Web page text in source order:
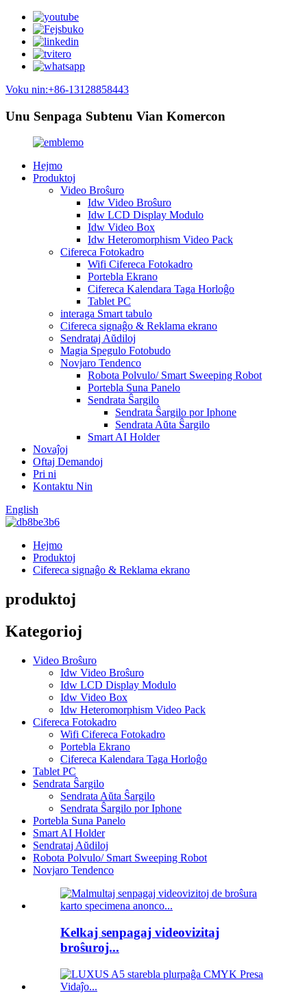
Voku nin:+86-13128858443
Unu Senpaga Subtenu Vian Komercon
Hejmo
Produktoj
Video Broŝuro
Idw Video Broŝuro
Idw LCD Display Modulo
Idw Video Box
Idw Heteromorphism Video Pack
Cifereca Fotokadro
Wifi Cifereca Fotokadro
Portebla Ekrano
Cifereca Kalendara Taga Horloĝo
Tablet PC
interaga Smart tabulo
Cifereca signaĝo & Reklama ekrano
Sendrataj Aŭdiloj
Magia Spegulo Fotobudo
Novjaro Tendenco
Robota Polvulo/ Smart Sweeping Robot
Portebla Suna Panelo
Sendrata Ŝargilo
Sendrata Ŝargilo por Iphone
Sendrata Aŭta Ŝargilo
Smart AI Holder
Novaĵoj
Oftaj Demandoj
Pri ni
Kontaktu Nin
English
Hejmo
Produktoj
Cifereca signaĝo & Reklama ekrano
produktoj
Kategorioj
Video Broŝuro
Idw Video Broŝuro
Idw LCD Display Modulo
Idw Video Box
Idw Heteromorphism Video Pack
Cifereca Fotokadro
Wifi Cifereca Fotokadro
Portebla Ekrano
Cifereca Kalendara Taga Horloĝo
Tablet PC
Sendrata Ŝargilo
Sendrata Aŭta Ŝargilo
Sendrata Ŝargilo por Iphone
Portebla Suna Panelo
Smart AI Holder
Sendrataj Aŭdiloj
Robota Polvulo/ Smart Sweeping Robot
Novjaro Tendenco
Kelkaj senpagaj videovizitaj
broŝuroj...